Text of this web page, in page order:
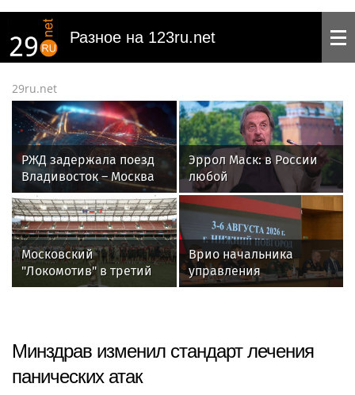
Разное на 123ru.net
29ru.net
РЖД задержала поезд
Владивосток – Москва
на 3 часа 49 минут
Эррол Маск: в России
любой
здравомыслящий
человек был бы
счастлив
Московский
"Локомотив" в третий
раз выиграл
Врио начальника
управления
вневедомственной
участие во
Минздрав изменил стандарт лечения
панических атак